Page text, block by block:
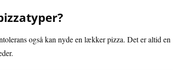
også kan nyde en lækker pizza. Det er altid en